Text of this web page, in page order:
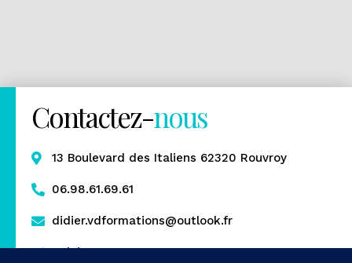
Contactez-nous
13 Boulevard des Italiens 62320 Rouvroy
06.98.61.69.61
didier.vdformations@outlook.fr
Rejoignez-nous